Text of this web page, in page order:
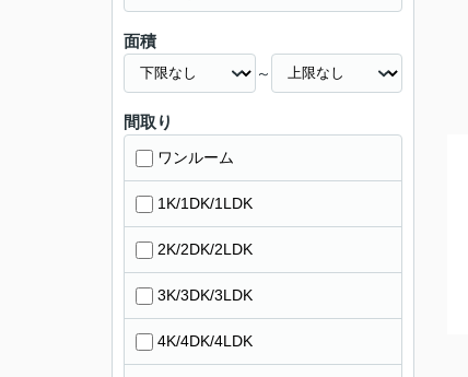
面積
～
間取り
ワンルーム
1K/1DK/1LDK
2K/2DK/2LDK
3K/3DK/3LDK
4K/4DK/4LDK